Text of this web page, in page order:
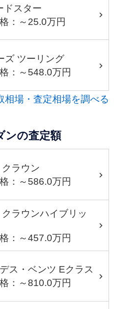
ドスター
：～25.0万円
ズ ツーリング
：～548.0万円
相場・査定相場を調べる
ンの査定額
クラウン
：～586.0万円
クラウンハイブリッ
：～457.0万円
ス・ベンツ Eクラス
：～810.0万円